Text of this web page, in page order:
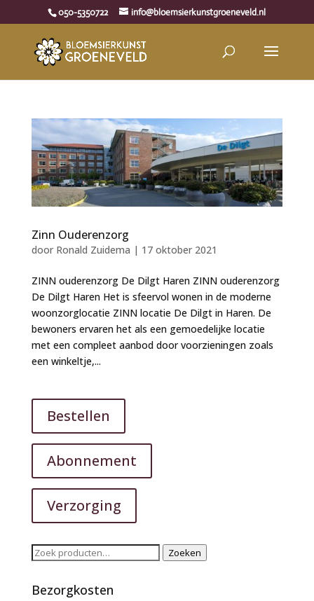
050-5350722 info@bloemsierkunstgroeneveld.nl
Zinn Ouderenzorg
door Ronald Zuidema | 17 oktober 2021
ZINN ouderenzorg De Dilgt Haren ZINN ouderenzorg
De Dilgt Haren Het is sfeervol wonen in de moderne
woonzorglocatie ZINN locatie De Dilgt in Haren. De
bewoners ervaren het als een gemoedelijke locatie
met een compleet aanbod door voorzieningen zoals
een winkeltje,...
Bestellen
Abonnement
Verzorging
Zoeken
Zoeken
Bezorgkosten